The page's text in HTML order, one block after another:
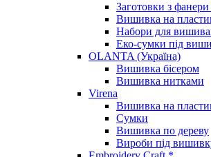
Заготовки з
Вишивка на
Набори для
Еко-сумки під
OLANTA (Україна)
Вишивка бісером
Вишивка нитками
Virena
Вишивка на
Сумки
Вишивка по дереву
Вироби під